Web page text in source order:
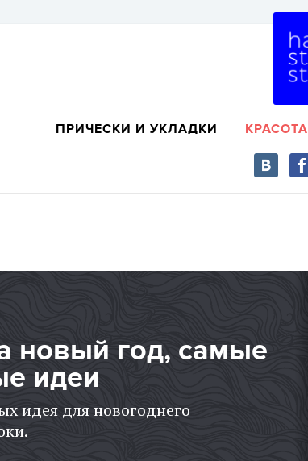
ПРИЧЕСКИ И УКЛАДКИ КРАСОТА
новый год, самые
идеи
идея для новогоднего